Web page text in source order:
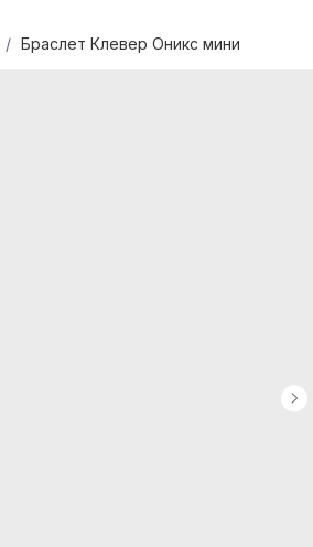
/ Браслет Клевер Оникс мини